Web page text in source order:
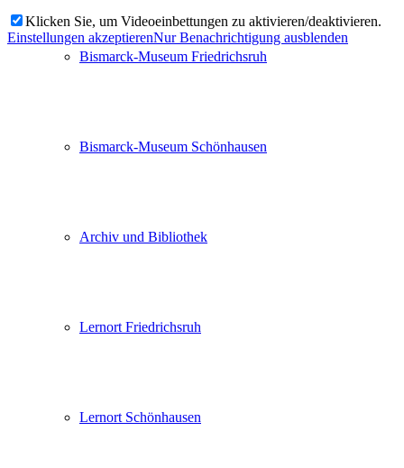
Bismarck-Museum Friedrichsruh
Bismarck-Museum Schönhausen
Archiv und Bibliothek
Lernort Friedrichsruh
Lernort Schönhausen
Klicken Sie, um Videoeinbettungen zu aktivieren/deaktivieren.
Einstellungen akzeptierenNur Benachrichtigung ausblenden